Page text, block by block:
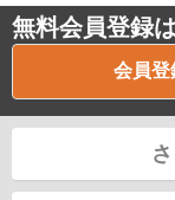
無料会員登録
会員登